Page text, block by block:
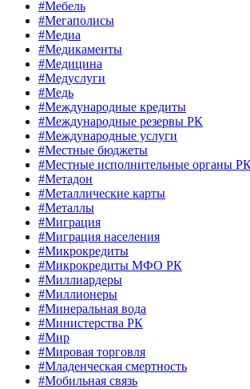
#Мебель
#Мегаполисы
#Медиа
#Медикаменты
#Медицина
#Медуслуги
#Медь
#Международные кредиты
#Международные резервы РК
#Международные услуги
#Местные бюджеты
#Местные исполнительные органы
#Метадон
#Металлические карты
#Металлы
#Миграция
#Миграция населения
#Микрокредиты
#Микрокредиты МФО РК
#Миллиардеры
#Миллионеры
#Минеральная вода
#Министерства РК
#Мир
#Мировая торговля
#Младенческая смертность
#Мобильная связь